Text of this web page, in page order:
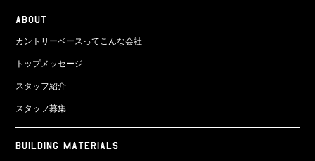
ABOUT
カントリーベースってこんな会社
トップメッセージ
スタッフ紹介
スタッフ募集
BUILDING MATERIALS